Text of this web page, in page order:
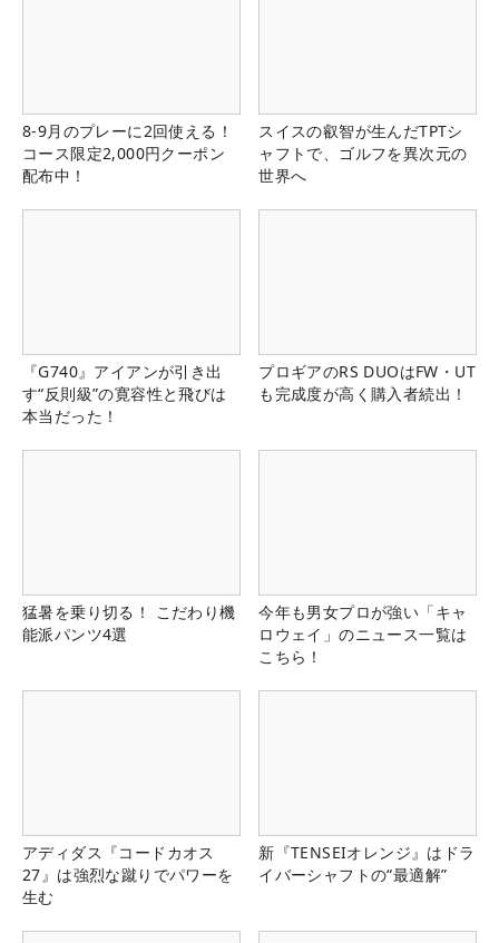
8-9月のプレーに2回使える！
コース限定2,000円クーポン
配布中！
スイスの叡智が生んだTPTシ
ャフトで、ゴルフを異次元の
世界へ
『G740』アイアンが引き出
す“反則級”の寛容性と飛びは
本当だった！
プロギアのRS DUOはFW・UT
も完成度が高く購入者続出！
猛暑を乗り切る！ こだわり機
能派パンツ4選
今年も男女プロが強い「キャ
ロウェイ」のニュース一覧は
こちら！
アディダス『コードカオス
27』は強烈な蹴りでパワーを
生む
新『TENSEIオレンジ』はドラ
イバーシャフトの“最適解”